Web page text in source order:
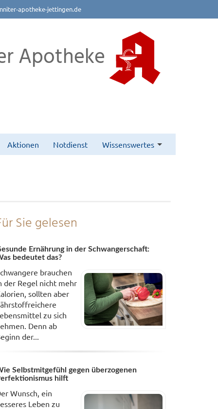
apotheke-jettingen.de
Apotheke
Aktionen Notdienst Wissenswertes
Sie gelesen
Ernährung in der Schwangerschaft:
bedeutet das?
brauchen
der Regel nicht mehr
sollten aber
zu sich
Denn ab
der...
Selbstmitgefühl gegen überzogenen
hilft
Wunsch, ein
Leben zu